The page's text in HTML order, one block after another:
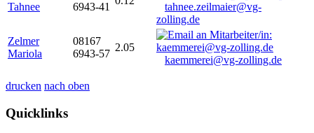
Tahnee
6943-41
tahnee.zeilmaier@vg-
zolling.de
Zelmer
Mariola
08167
6943-57
2.05
kaemmerei@vg-zolling.de
drucken nach oben
Quicklinks